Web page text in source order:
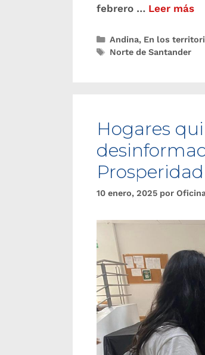
febrero … Leer más
Andina, En los
Norte de Santander
Hogares
10 enero, 2025 por